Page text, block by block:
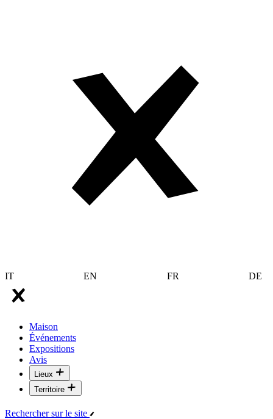
IT EN FR DE
Maison
Événements
Expositions
Avis
Lieux
Territoire
Rechercher sur le site